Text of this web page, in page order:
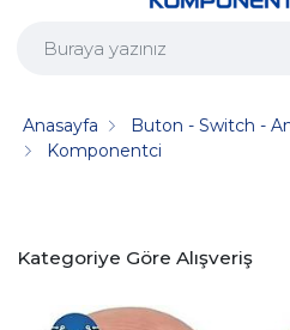
Anasayfa Buton - Switch -
Komponentci
Kategoriye Göre Alışveriş